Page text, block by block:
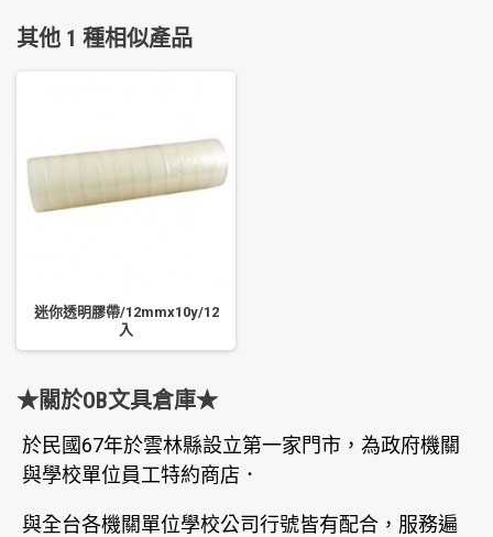
其他 1 種相似產品
迷你透明膠帶/12mmx10y/12
入
★關於OB文具倉庫★
於民國67年於雲林縣設立第一家門市，為政府機關
與學校單位員工特約商店．
與全台各機關單位學校公司行號皆有配合，服務遍